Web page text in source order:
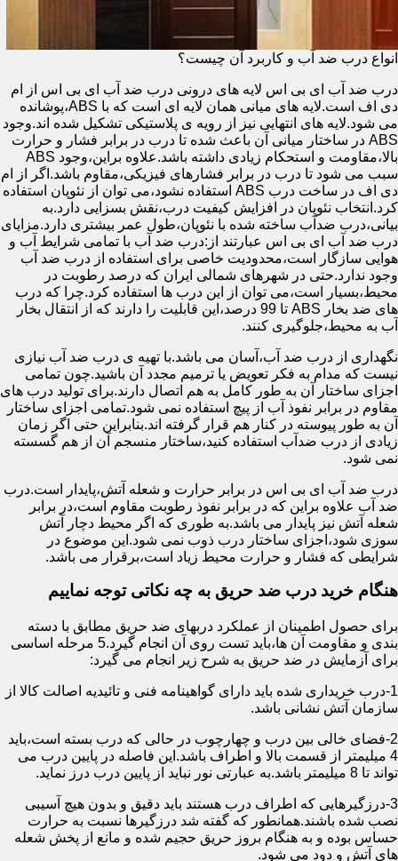
انواع درب ضد آب و کاربرد آن چیست؟
درب ضد آب ای بی اس لایه های درونی درب ضد آب ای بی اس از ام
دی اف است.لایه های میانی همان لایه ای است که با ABS،پوشانده
می شود.لایه های انتهایی نیز از رویه ی پلاستیکی تشکیل شده اند.وجود
ABS در ساختار میانی آن باعث شده تا درب در برابر فشار و حرارت
بالا،مقاومت و استحکام زیادی داشته باشد.علاوه براین،وجود ABS
سبب می شود تا درب در برابر فشارهای فیزیکی،مقاوم باشد.اگر از ام
دی اف در ساخت درب ABS استفاده نشود،می توان از نئوپان استفاده
کرد.انتخاب نئوپان در افزایش کیفیت درب،نقش بسزایی دارد.به
بیانی،درب ضدآب ساخته شده با نئوپان،طول عمر بیشتری دارد.مزایای
درب ضد آب ای بی اس عبارتند از:درب ضد آب با تمامی شرایط آب و
هوایی سازگار است،محدودیت خاصی برای استفاده از درب ضد آب
وجود ندارد.حتی در شهرهای شمالی ایران که درصد رطوبت در
محیط،بسیار است،می توان از این درب ها استفاده کرد.چرا که درب
های ضد بخار ABS تا 99 درصد،این قابلیت را دارند که از انتقال بخار
آب به محیط،جلوگیری کنند.
نگهداری از درب ضد آب،آسان می باشد.با تهیه ی درب ضد آب نیازی
نیست که مدام به فکر تعویض یا ترمیم مجدد آن باشید.چون تمامی
اجزای ساختار آن به طور کامل به هم اتصال دارند.برای تولید درب های
مقاوم در برابر نفوذ آب از پیچ استفاده نمی شود.تمامی اجزای ساختار
آن به طور پیوسته در کنار هم قرار گرفته اند.بنابراین حتی اگر زمان
زیادی از درب ضدآب استفاده کنید،ساختار منسجم آن از هم گسسته
نمی شود.
درب ضد آب ای بی اس در برابر حرارت و شعله آتش،پایدار است.درب
ضد آب علاوه براین که در برابر نفوذ رطوبت مقاوم است،در برابر
شعله آتش نیز پایدار می باشد.به طوری که اگر محیط دچار آتش
سوزی شود،اجزای ساختار درب ذوب نمی شود.این موضوع در
شرایطی که فشار و حرارت محیط زیاد است،برقرار می باشد.
هنگام خرید درب ضد حریق به چه نکاتی توجه نماییم
برای حصول اطمینان از عملکرد دربهای ضد حریق مطابق با دسته
بندی و مقاومت آن ها،باید تست روی آن انجام گیرد.5 مرحله اساسی
برای آزمایش در ضد حریق به شرح زیر انجام می گیرد:
1-درب خریداری شده باید دارای گواهینامه فنی و تائیدیه اصالت کالا از
سازمان آتش نشانی باشد.
2-فضای خالی بین درب و چهارچوب در حالی که درب بسته است،باید
4 میلیمتر از قسمت بالا و اطراف باشد.این فاصله در پایین درب می
تواند تا 8 میلیمتر باشد.به عبارتی نور نباید از پایین درب درز نماید.
3-درزگیرهایی که اطراف درب هستند باید دقیق و بدون هیچ آسیبی
نصب شده باشند.همانطور که گفته شد درزگیرها نسبت به حرارت
حساس بوده و به هنگام بروز حریق حجیم شده و مانع از پخش شعله
های آتش و دود می شود.